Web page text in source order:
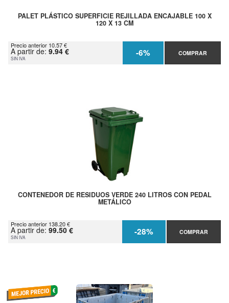
PALET PLÁSTICO SUPERFICIE REJILLADA ENCAJABLE 100 X
120 X 13 CM
Precio anterior 10.57 €
A partir de: 9.94 €
SIN IVA -6% COMPRAR
CONTENEDOR DE RESIDUOS VERDE 240 LITROS CON PEDAL
METÁLICO
Precio anterior 138.20 €
A partir de: 99.50 €
SIN IVA -28% COMPRAR